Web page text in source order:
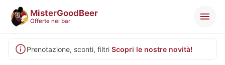
MisterGoodBeer
Offerte nei bar
Prenotazione, sconti, filtri Scopri le nostre novità!